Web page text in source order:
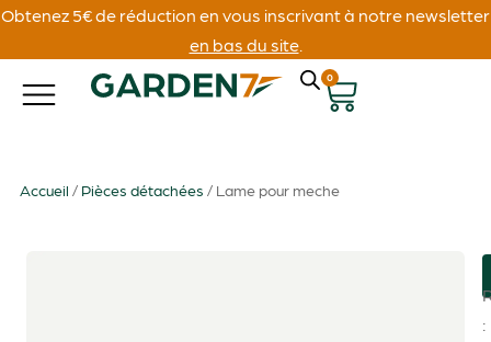
Obtenez 5€ de réduction en vous inscrivant à notre newsletter
en bas du site.
0
Accueil / Pièces détachées / Lame pour meche
: